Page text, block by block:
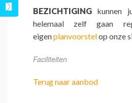
BEZICHTIGING kunnen
helemaal zelf gaan
eigenplanvoorstelop onze
Faciliteiten
Terug naar aanbod